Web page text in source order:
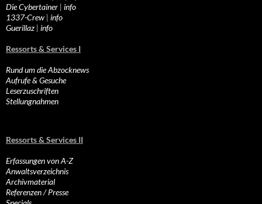
Die Cybertainer | info
1337-Crew | info
Guerillaz | info
Ressorts & Services I
Rund um die Abzocknews
Aufrufe & Gesuche
Leserzuschriften
Stellungnahmen
Ressorts & Services II
Erfassungen von A-Z
Anwaltsverzeichnis
Archivmaterial
Referenzen / Presse